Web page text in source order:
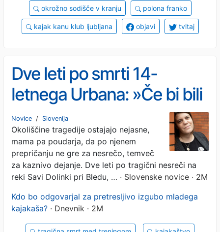
okrožno sodišče v kranju polona franko
kajak kanu klub ljubljana objavi tvitaj
Dve leti po smrti 14-
letnega Urbana: »Če bi bili
trenerji tam, bi bil moj sin
danes živ« (VIDEO)
Novice / Slovenija
Okoliščine tragedije ostajajo nejasne,
mama pa poudarja, da po njenem
prepričanju ne gre za nesrečo, temveč
za kaznivo dejanje. Dve leti po tragični nesreči na
reki Savi Dolinki pri Bledu, … · Slovenske novice · 2M
Kdo bo odgovarjal za pretresljivo izgubo mladega
kajakaša? · Dnevnik · 2M